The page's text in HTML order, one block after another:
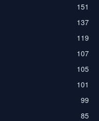
151
137
119
107
105
101
99
85